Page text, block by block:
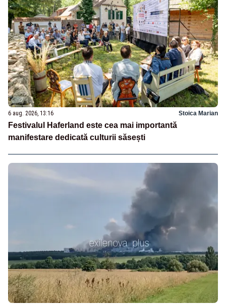
6 aug. 2026, 13:16 Stoica Marian
Festivalul Haferland este cea mai importantă
manifestare dedicată culturii săsești